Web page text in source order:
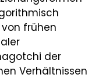
frühen
der
Verhältnissen